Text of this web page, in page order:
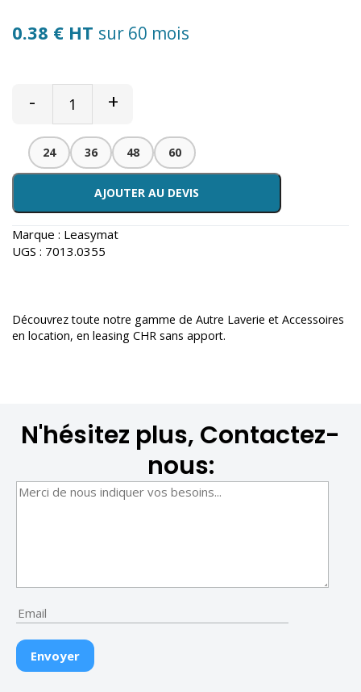
0.38 € HT sur 60 mois
- +
24 36 48 60
AJOUTER AU DEVIS
Marque : Leasymat
UGS : 7013.0355
Découvrez toute notre gamme de Autre Laverie et Accessoires
en location, en leasing CHR sans apport.
N'hésitez plus, Contactez-
nous: